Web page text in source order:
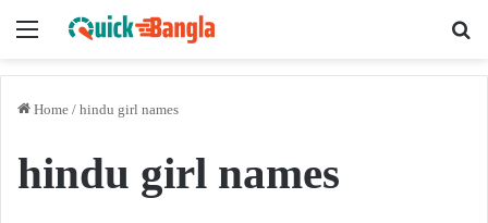
Menu
Home / hindu girl names
hindu girl names